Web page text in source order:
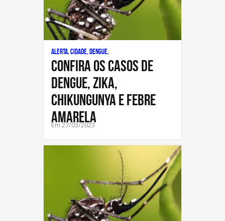
Alerta, Cidade, Dengue,
CONFIRA OS CASOS DE
DENGUE, ZIKA,
CHIKUNGUNYA E FEBRE
AMARELA
Em 27/03/2023